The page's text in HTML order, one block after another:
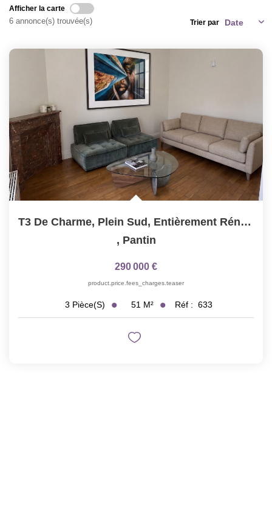
Afficher la carte
6 annonce(s) trouvée(s) Trier par
T3 De Charme, Plein Sud, Entièrement Rénové 50.64m²? 2...
, Pantin
290 000 €
product.price.fees_charges.teaser
3 Pièce(s) 51 M² Réf : 633